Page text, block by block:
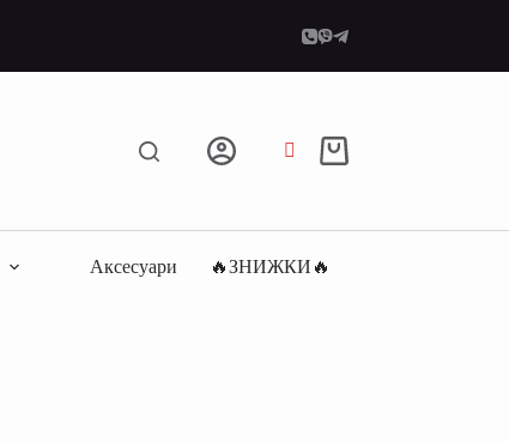
Кошик
Аксесуари 🔥ЗНИЖКИ🔥